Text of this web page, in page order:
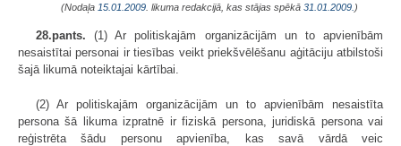
(Nodaļa 15.01.2009 . likuma redakcijā, kas stājas spēkā 31.01.2009. )
28.pants. (1) Ar politiskajām organizācijām un to apvienībām
nesaistītai personai ir tiesības veikt priekšvēlēšanu aģitāciju atbilstoši
šajā likumā noteiktajai kārtībai.
(2) Ar politiskajām organizācijām un to apvienībām nesaistīta
persona šā likuma izpratnē ir fiziskā persona, juridiskā persona vai
reģistrēta šādu personu apvienība, kas savā vārdā veic